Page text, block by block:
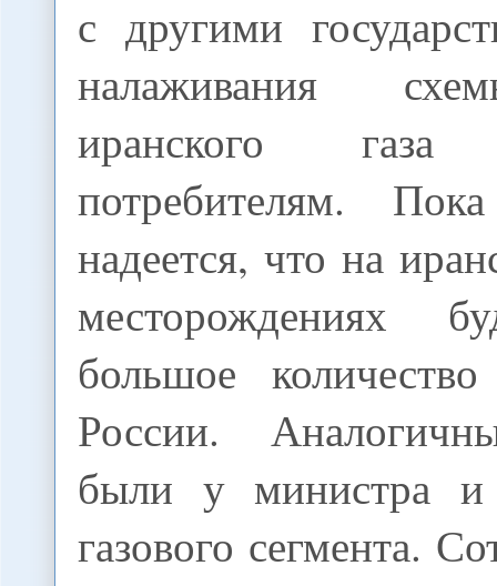
с другими
налаживания
иранского газа
потребителям.
надеется, что на
месторождениях
большое
России.
были у министра
газового сегмента.